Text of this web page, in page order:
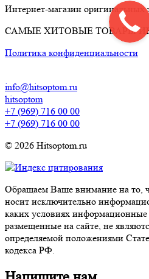
Интернет-магазин оригинальных
САМЫЕ ХИТОВЫЕ ТОВАРЫ
Политика конфиденциальности
info@hitsoptom.ru
hitsoptom
+7 (969) 716 00 00
+7 (969) 716 00 00
© 2026 Hitsoptom.ru
Обращаем Ваше внимание на то,
носит исключительно
каких условиях
размещенные на сайте, не
определяемой положениями
кодекса РФ.